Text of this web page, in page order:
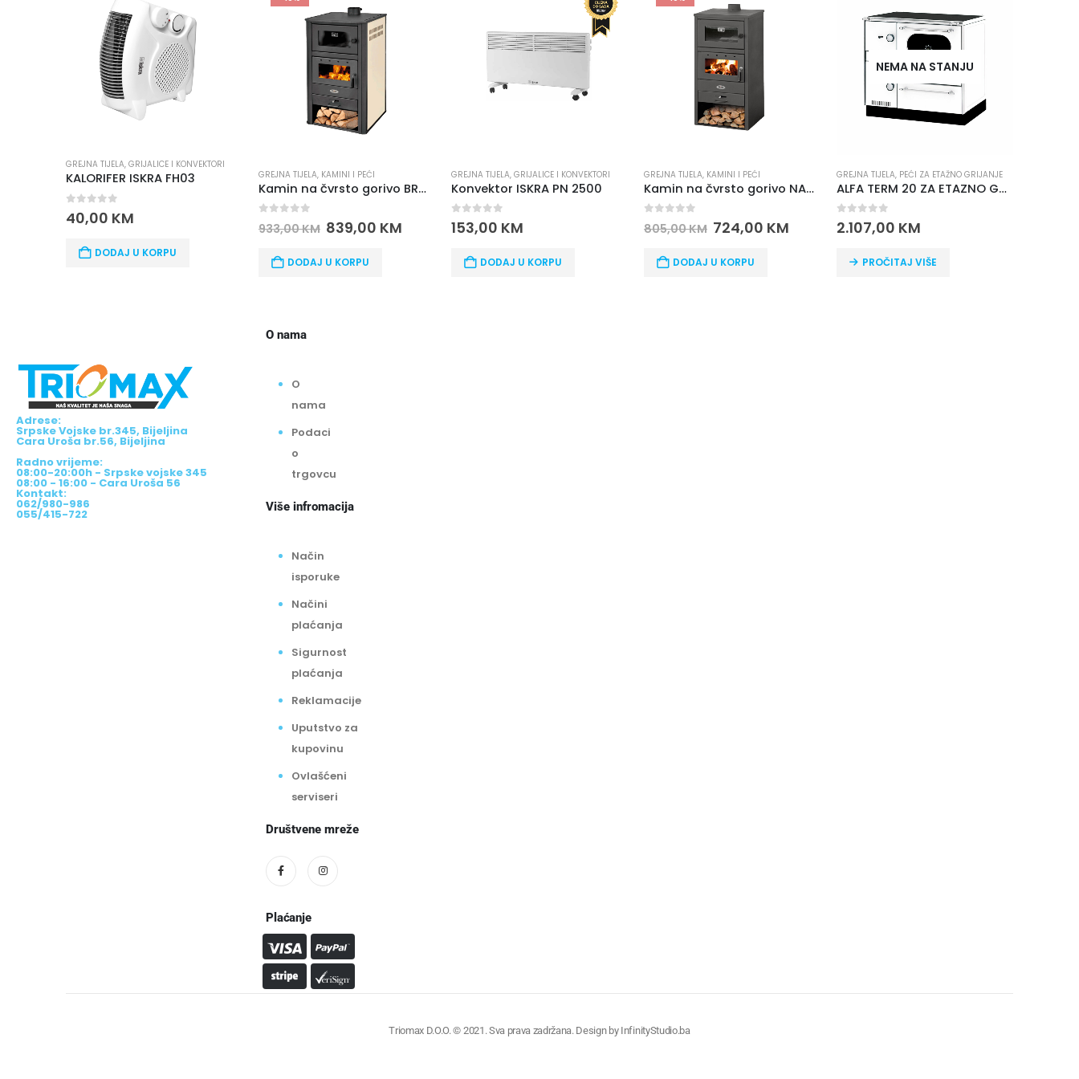
GREJNA TIJELA, GRIJALICE I KONVEKTORI
KALORIFER ISKRA FH03
out of 5
40,00 KM
DODAJ U KORPU
GREJNA TIJELA, KAMINI I PEĆI
Kamin na čvrsto gorivo BRM BLIST
933,00KM 839,00 KM
DODAJ U KORPU
GREJNA TIJELA, GRIJALICE I KONVEKTORI
Konvektor ISKRA PN 2500
0out of 5
153,00 KM
DODAJ U KORPU
GREJNA TIJELA, KAMINI I PEĆI
Kamin na čvrsto gorivo NAPOLI
805,00KM 724,00 KM
DODAJ U KORPU
NEMA NA STANJU
GREJNA TIJELA, PEĆI ZA ETAŽNO GRIJANJE
ALFA TERM 20 ZA ETAZNO GRIJANJE
0 out of 5
2.107,00 KM
PROČITAJ VIŠE
Adrese:
Srpske Vojske br.345, Bijeljina
Cara Uroša br.56, Bijeljina
Radno vrijeme:
08:00-20:00h - Srpske vojske 345
08:00 - 16:00 - Cara Uroša 56
Kontakt:
062/980-986
055/415-722
O nama
O
nama
Podaci
o
trgovcu
Više infromacija
Način
isporuke
Načini
plaćanja
Sigurnost
plaćanja
Reklamacije
Uputstvo za
kupovinu
Ovlašćeni
serviseri
Društvene mreže
Plaćanje
Triomax D.O.O. © 2021. Sva prava zadržana. Design by InfinityStudio.ba